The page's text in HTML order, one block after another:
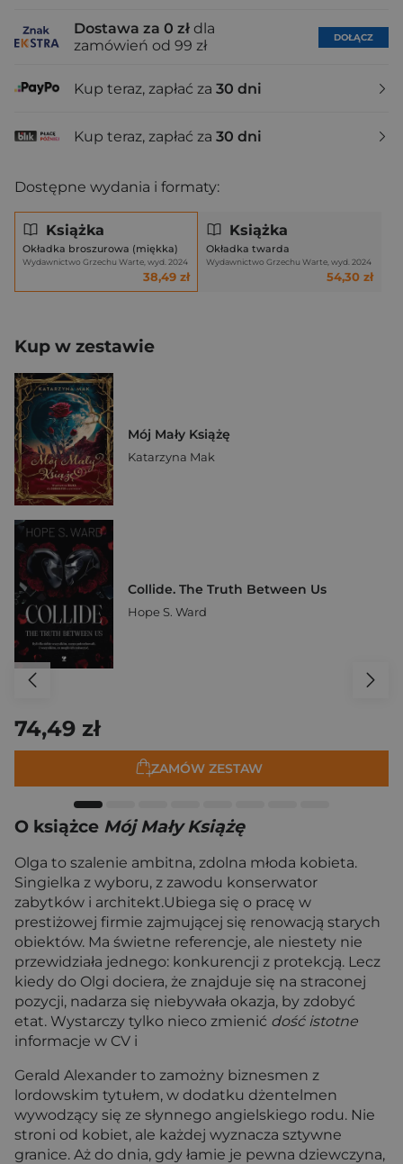
Dostawa za 0 zł dla
zamówień od 99 zł
DOŁĄCZ
Kup teraz, zapłać za 30 dni
Kup teraz, zapłać za 30 dni
Dostępne wydania i formaty:
Książka
Okładka broszurowa (miękka)
Wydawnictwo Grzechu Warte, wyd. 2024
38,49 zł
Książka
Okładka twarda
Wydawnictwo Grzechu Warte, wyd. 2024
54,30 zł
Kup w zestawie
Mój Mały Książę
Katarzyna Mak
Collide. The Truth Between Us
Hope S. Ward
74,49 zł
ZAMÓW ZESTAW
O książce Mój Mały Książę
Olga to szalenie ambitna, zdolna młoda kobieta.
Singielka z wyboru, z zawodu konserwator
zabytków i architekt.Ubiega się o pracę w
prestiżowej firmie zajmującej się renowacją starych
obiektów. Ma świetne referencje, ale niestety nie
przewidziała jednego: konkurencji z protekcją. Lecz
kiedy do Olgi dociera, że znajduje się na straconej
pozycji, nadarza się niebywała okazja, by zdobyć
etat. Wystarczy tylko nieco zmienić dość istotne
informacje w CV i
Gerald Alexander to zamożny biznesmen z
lordowskim tytułem, w dodatku dżentelmen
wywodzący się ze słynnego angielskiego rodu. Nie
stroni od kobiet, ale każdej wyznacza sztywne
granice. Aż do dnia, gdy łamie je pewna dziewczyna,